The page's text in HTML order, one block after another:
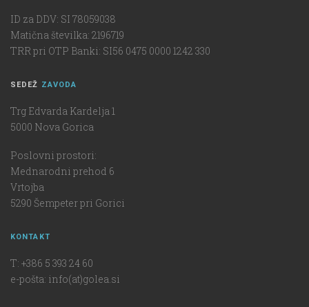
ID za DDV: SI 78059038
Matična številka: 2196719
TRR pri OTP Banki: SI56 0475 0000 1242 330
SEDEŽ ZAVODA
Trg Edvarda Kardelja 1
5000 Nova Gorica
Poslovni prostori:
Mednarodni prehod 6
Vrtojba
5290 Šempeter pri Gorici
KONTAKT
T: +386 5 393 24 60
e-pošta: info(at)golea.si